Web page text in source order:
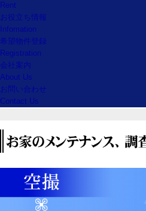
Rent
お役立ち情報
Infomation
希望物件登録
Registration
会社案内
About Us
お問い合わせ
Contact Us